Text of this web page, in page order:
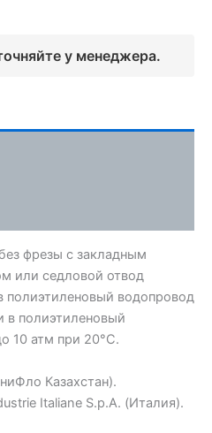
у менеджера.
фрезы с закладным
или седловой отвод
полиэтиленовый водопровод
в полиэтиленовый
10 атм при 20°C.
Казахстан).
Italiane S.p.A. (Италия).